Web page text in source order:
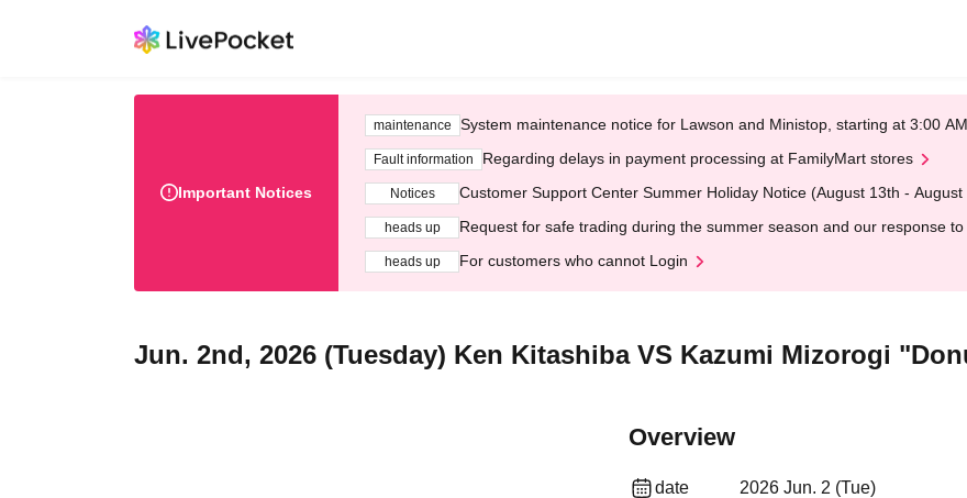
Important Notices
maintenance System maintenance notice for Lawson and Ministop, starting at 3:00
Fault information Regarding delays in payment processing at FamilyMart stores
Notices Customer Support Center Summer Holiday Notice (August 13th -
heads up Request for safe trading during the summer season and our response
heads up For customers who cannot Login
Jun. 2nd, 2026 (Tuesday) Ken Kitashiba VS Kazumi Mizorogi
Overview
date 2026 Jun. 2 (Tue)